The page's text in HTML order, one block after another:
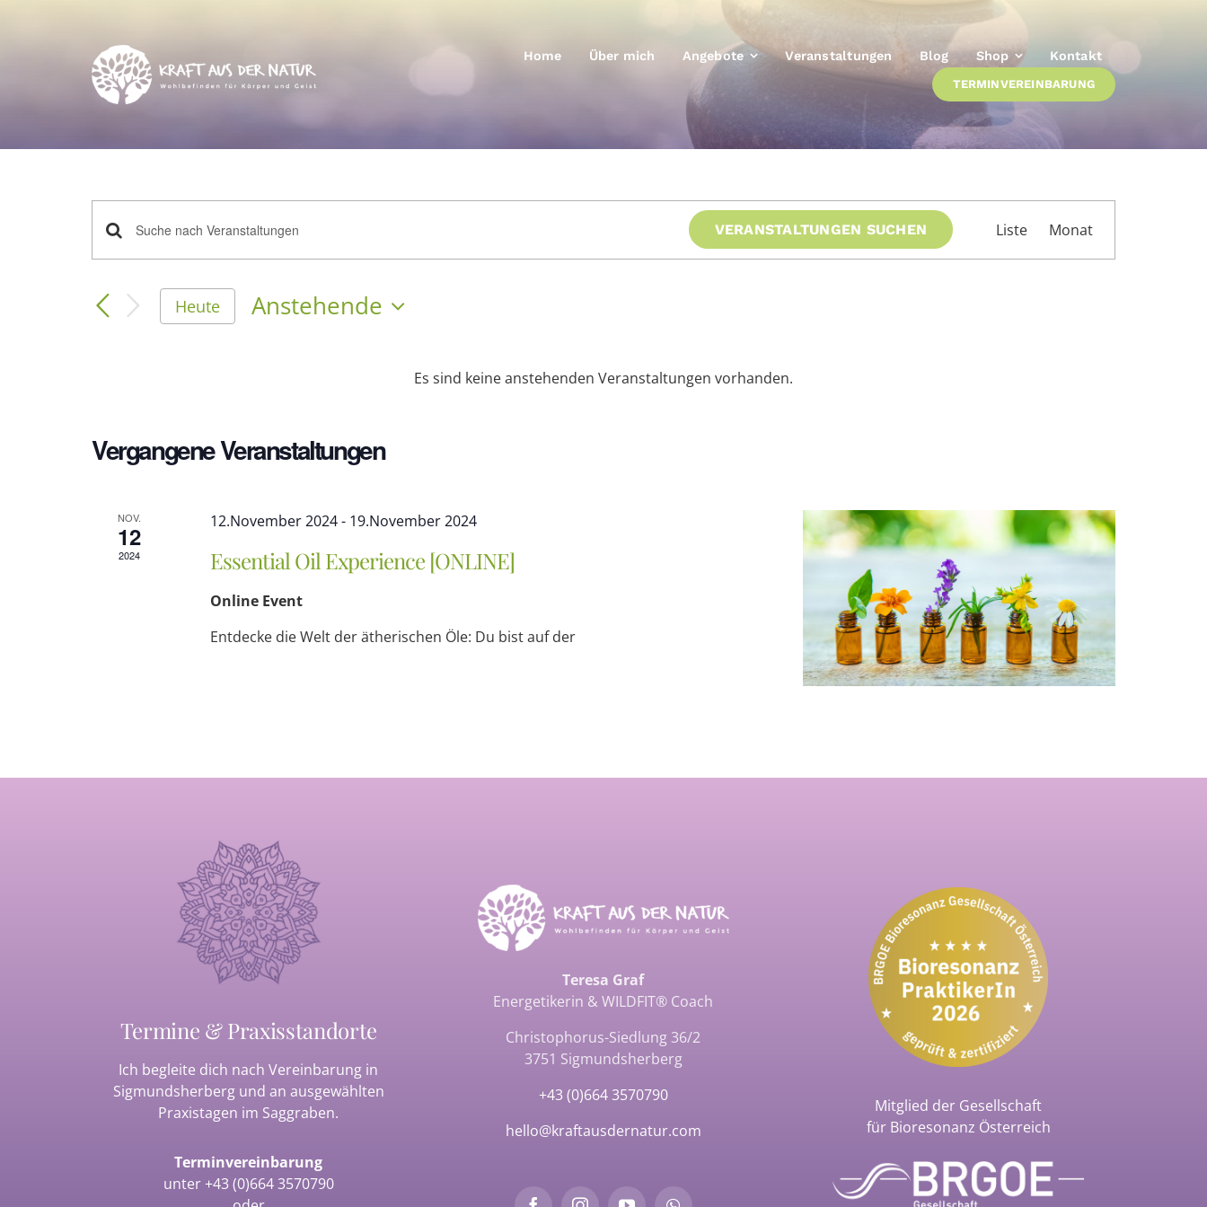
Home Über mich Angebote Veranstaltungen Blog Shop Kontakt
TERMINVEREINBARUNG
Es sind keine anstehenden Veranstaltungen vorhanden.
Veranstaltungen
und
Ansichten,
Navigation
Bitte
Schlüsselwort
Suche
VERANSTALTUNGEN SUCHEN
Ansichten-
Liste Monat
Heute
Anstehende
Vergangene Veranstaltungen
NOV.
12
2024
12.November 2024- 19.November 2024
Essential Oil Experience [ONLINE]
Online Event
Entdecke die Welt der ätherischen Öle: Du bist auf der
Termine & Praxisstandorte
Ich begleite dich nach Vereinbarung in
Sigmundsherberg und an ausgewählten
Praxistagen im Saggraben.
Terminvereinbarung
unter+43 (0)664 3570790
Teresa Graf
Energetikerin & WILDFIT® Coach
Christophorus-Siedlung 36/2
3751 Sigmundsherberg
+43 (0)664 3570790
hello@kraftausdernatur.com
Mitglied der Gesellschaft
für Bioresonanz Österreich